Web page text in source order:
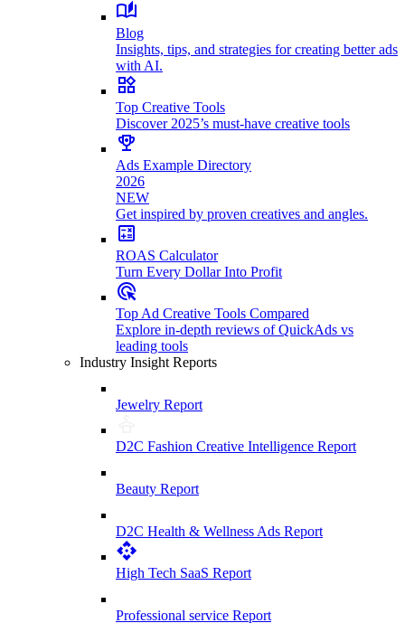
Blog
Insights, tips, and strategies for creating better ads
with AI.
Top Creative Tools
Discover 2025’s must-have creative tools
Ads Example Directory
2026
NEW
Get inspired by proven creatives and angles.
ROAS Calculator
Turn Every Dollar Into Profit
Top Ad Creative Tools Compared
Explore in-depth reviews of QuickAds vs
leading tools
Industry Insight Reports
Jewelry Report
D2C Fashion Creative Intelligence Report
Beauty Report
D2C Health & Wellness Ads Report
High Tech SaaS Report
Professional service Report